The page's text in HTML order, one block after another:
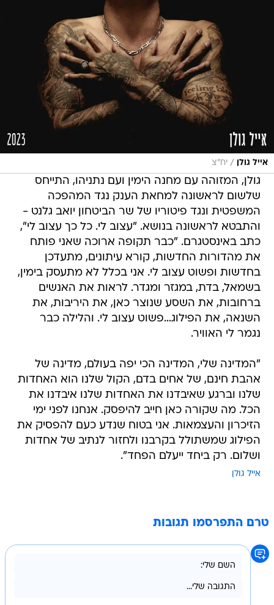
אייל גולן / יח"צ
גולן, המזוהה עם מחנה הימין ועם נתניהו, התייחס
שלשום לראשונה למחאת הענק נגד המהפכה
המשפטית ונגד פיטוריו של שר הביטחון יואב גלנט -
והתבטא לראשונה בנושא. "עצוב לי. כל כך עצוב לי",
כתב באינסטגרם. "כבר תקופה ארוכה שאני פותח
את מהדורות החדשות, קורא עיתונים, מתעדכן
בחדשות ופשוט עצוב לי. אני בכלל לא מתעסק בימין,
בשמאל, בדת, במגזר ומגדר. לראות את האנשים
ברחובות, את השסע שנוצר כאן, את היריבות, את
השנאה, את הפילוג…פשוט עצוב לי. והלילה כבר
נגמר לי האוויר.
"המדינה שלי, המדינה הכי יפה בעולם, מדינה של
אהבת חינם, של אחים בדם, הקול שלנו הוא האחדות
שלנו וברגע שאיבדנו את האחדות שלנו איבדנו את
הכל. מה שקורה כאן חייב להיפסק. אנחנו לפני ימי
הזיכרון והעצמאות. אני בטוח שנדע כעם להפסיק את
הפילוג שמשתולל בקרבנו ולחזור לנתיב של אחדות
ושלום. רק ביחד ייעלם הפחד".
אייל גולן
טרם התפרסמו תגובות